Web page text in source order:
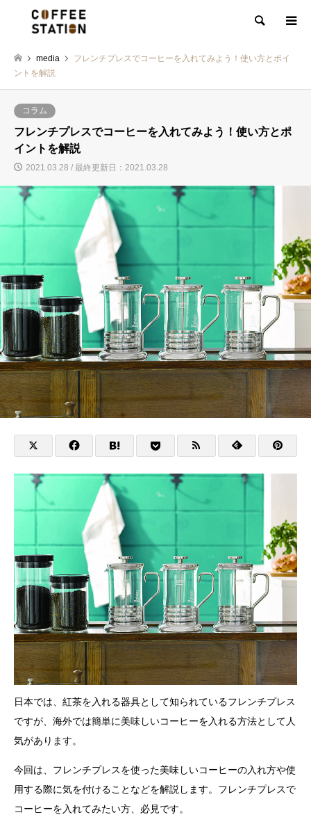
検索
media
フレンチプレスでコーヒーを入れてみよう！使い方とポイ
ントを解説
コラム
フレンチプレスでコーヒーを入れてみよう！使い方とポ
イントを解説
2021.03.28 / 最終更新日：2021.03.28
日本では、紅茶を入れる器具として知られているフレンチプレス
ですが、海外では簡単に美味しいコーヒーを入れる方法として人
気があります。
今回は、フレンチプレスを使った美味しいコーヒーの入れ方や使
用する際に気を付けることなどを解説します。フレンチプレスで
コーヒーを入れてみたい方、必見です。